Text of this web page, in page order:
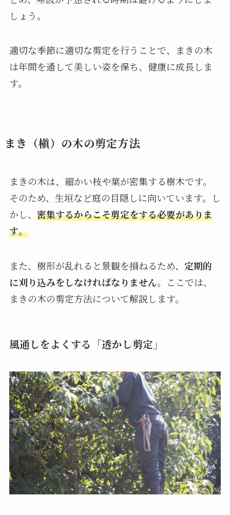
しょう。
適切な季節に適切な剪定を行うことで、まきの木
は年間を通して美しい姿を保ち、健康に成長しま
す。
まき（槇）の木の剪定方法
まきの木は、細かい枝や葉が密集する樹木です。
そのため、生垣など庭の目隠しに向いています。し
かし、 密集するからこそ剪定をする必要がありま
す。
また、樹形が乱れると景観を損ねるため、 定期的
に刈り込みをしなければなりません。ここでは、
まきの木の剪定方法について解説します。
風通しをよくする「透かし剪定」